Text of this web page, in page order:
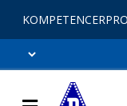
KOMPETENCER